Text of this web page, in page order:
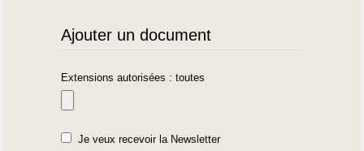
Ajouter un document
Extensions autorisées : toutes
Je veux recevoir la Newsletter